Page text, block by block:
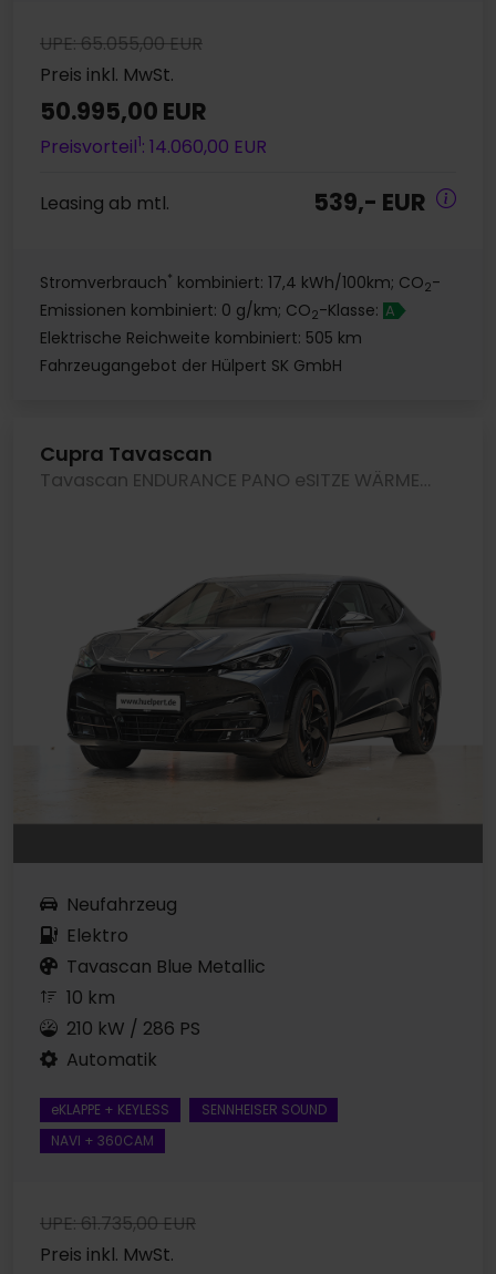
UPE: 65.055,00 EUR
Preis inkl. MwSt.
50.995,00 EUR
Preisvorteil1: 14.060,00 EUR
Leasing ab mtl. 539,- EUR
Stromverbrauch* kombiniert: 17,4 kWh/100km; CO2-
Emissionen kombiniert: 0 g/km; CO2-Klasse: A
Elektrische Reichweite kombiniert: 505 km
Fahrzeugangebot der Hülpert SK GmbH
Cupra Tavascan
Tavascan ENDURANCE PANO eSITZE WÄRMEPUME HEADUP
Neufahrzeug
Elektro
Tavascan Blue Metallic
10 km
210 kW / 286 PS
Automatik
eKLAPPE + KEYLESS
SENNHEISER SOUND
NAVI + 360CAM
UPE: 61.735,00 EUR
Preis inkl. MwSt.